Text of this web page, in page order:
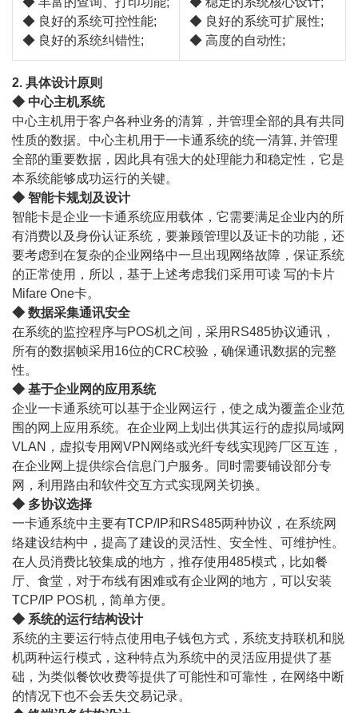
◆ 良好的系统可控性能;
◆ 良好的系统纠错性;
◆ 良好的系统可扩展性;
◆ 高度的自动性;
2. 具体设计原则
◆ 中心主机系统
中心主机用于客户各种业务的清算，并管理全部的具有共同
性质的数据。中心主机用于一卡通系统的统一清算, 并管理
全部的重要数据，因此具有强大的处理能力和稳定性，它是
本系统能够成功运行的关键。
◆ 智能卡规划及设计
智能卡是企业一卡通系统应用载体，它需要满足企业内的所
有消费以及身份认证系统，要兼顾管理以及证卡的功能，还
要考虑到在复杂的企业网络中一旦出现网络故障，保证系统
的正常使用，所以，基于上述考虑我们采用可读 写的卡片
Mifare One卡。
◆ 数据采集通讯安全
在系统的监控程序与POS机之间，采用RS485协议通讯，
所有的数据帧采用16位的CRC校验，确保通讯数据的完整
性。
◆ 基于企业网的应用系统
企业一卡通系统可以基于企业网运行，使之成为覆盖企业范
围的网上应用系统。在企业网上划出供其运行的虚拟局域网
VLAN，虚拟专用网VPN网络或光纤专线实现跨厂区互连，
在企业网上提供综合信息门户服务。同时需要铺设部分专
网，利用路由和软件交互方式实现网关切换。
◆ 多协议选择
一卡通系统中主要有TCP/IP和RS485两种协议，在系统网
络建设结构中，提高了建设的灵活性、安全性、可维护性。
在人员消费比较集成的地方，推存使用485模式，比如餐
厅、食堂，对于布线有困难或有企业网的地方，可以安装
TCP/IP POS机，简单方便。
◆ 系统的运行结构设计
系统的主要运行特点使用电子钱包方式，系统支持联机和脱
机两种运行模式，这种特点为系统中的灵活应用提供了基
础，为类似餐饮收费等提供了可能性和可靠性，在网络中断
的情况下也不会丢失交易记录。